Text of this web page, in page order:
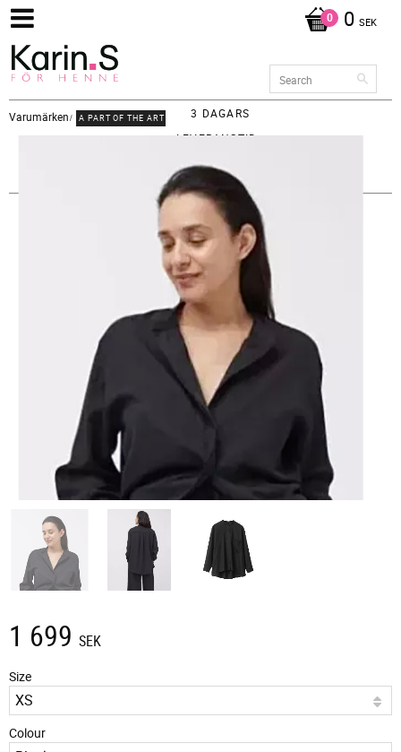
0 SEK
3 DAGARS
LEVERANSTID -
FRAKT 65KR
Varumärken A PART OF THE ART
1 699 SEK
Size
Colour